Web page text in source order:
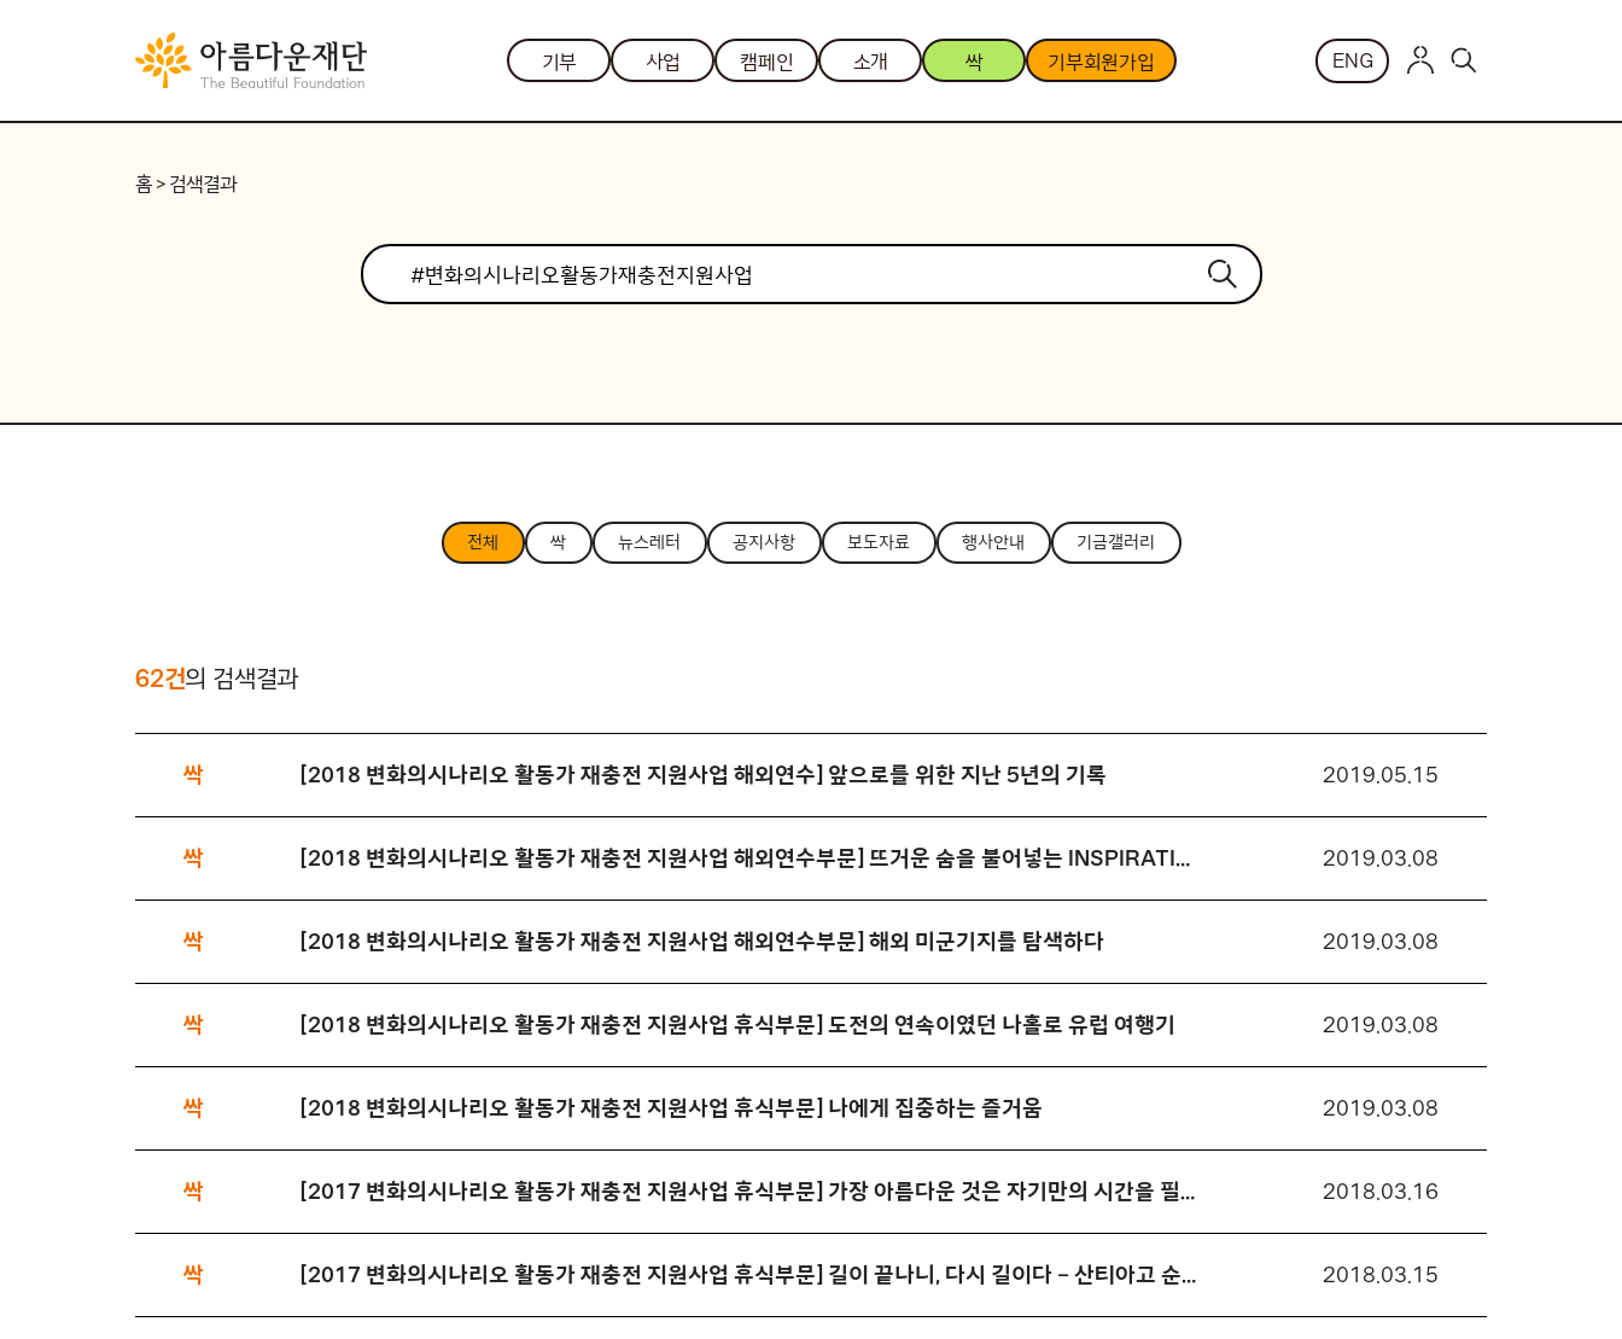
기부 사업 캠페인 소개 싹 기부회원가입 ENG
홈 > 검색결과
전체 싹 뉴스레터 공지사항 보도자료 행사안내 기금갤러리
62건의 검색결과
싹 [2018 변화의시나리오 활동가 재충전 지원사업 해외연수] 앞으로를 위한 지난 5년의 기록 2019.05.15
싹 [2018 변화의시나리오 활동가 재충전 지원사업 해외연수부문] 뜨거운 숨을 불어넣는 INSPIRATION, ‘2018 IFC ASIA에 다녀오다’ 2019.03.08
싹 [2018 변화의시나리오 활동가 재충전 지원사업 해외연수부문] 해외 미군기지를 탐색하다 2019.03.08
싹 [2018 변화의시나리오 활동가 재충전 지원사업 휴식부문] 도전의 연속이였던 나홀로 유럽 여행기 2019.03.08
싹 [2018 변화의시나리오 활동가 재충전 지원사업 휴식부문] 나에게 집중하는 즐거움 2019.03.08
싹 [2017 변화의시나리오 활동가 재충전 지원사업 휴식부문] 가장 아름다운 것은 자기만의 시간을 필요로 한다 – 유럽 미술관, 건축물 기행 2018.03.16
싹 [2017 변화의시나리오 활동가 재충전 지원사업 휴식부문] 길이 끝나니, 다시 길이다 – 산티아고 순례길을 걸으며 2018.03.15